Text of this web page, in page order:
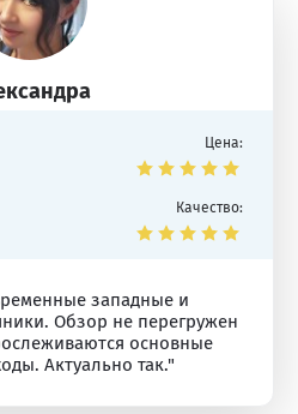
Цена:
Качество:
западные и
Обзор не перегружен
основные
Актуально так."